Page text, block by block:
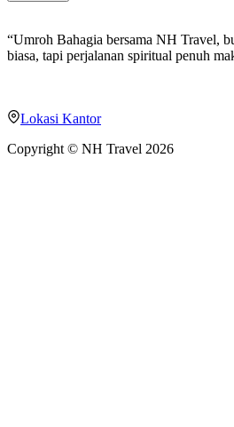
“Umroh Bahagia bersama NH Travel,
biasa, tapi perjalanan spiritual penuh
Lokasi Kantor
Copyright © NH Travel 2026